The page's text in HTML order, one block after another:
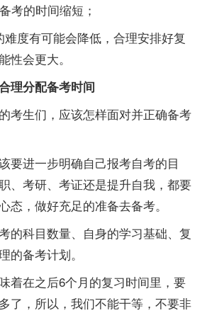
考的时间缩短；
度有可能会降低，合理安排好复
性会更大。
理分配备考时间
考生们，应该怎样面对并正确备考
要进一步明确自己报考自考的目
、考研、考证还是提升自我，都要
态，做好充足的准备去备考。
的科目数量、自身的学习基础、复
的备考计划。
着在之后6个月的复习时间里，要
了，所以，我们不能干等，不要非